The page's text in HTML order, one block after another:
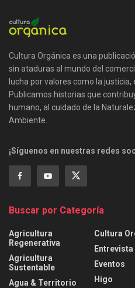
Cultura Orgánica es una
sin ataduras al mundo del
lucha por valores como la justicia,
Publicamos historias que
humano, al cuidado de la
Ambiente.
¡Síguenos en nuestras redes
Buscar por Categoría
Agricultura
Regenerativa
Agricultura
Sustentable
Agua & Territorio
Cultura
Entrevista
Eventos
Higo